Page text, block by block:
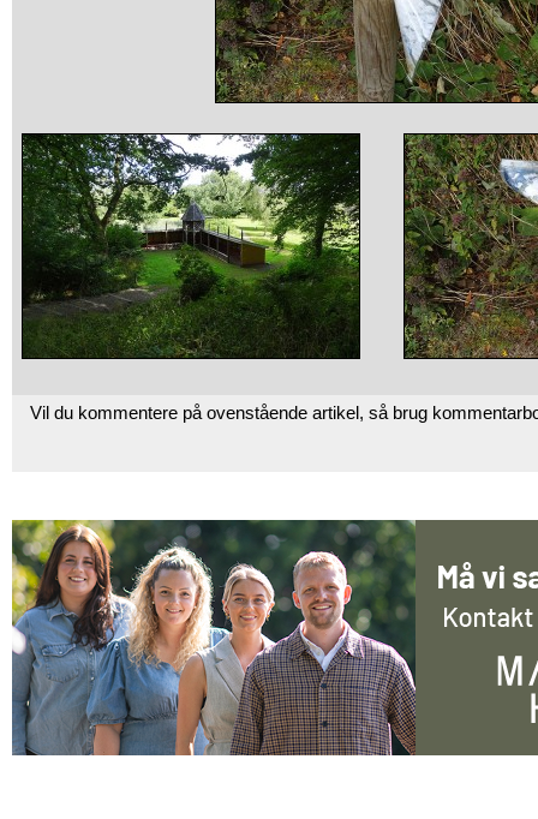
Vil du kommentere på ovenstående artikel, så brug